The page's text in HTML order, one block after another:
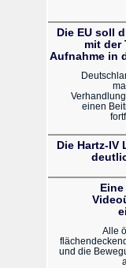
Die EU soll
mit der
Aufnahme in
einen
Die Hartz-
Alle
und die